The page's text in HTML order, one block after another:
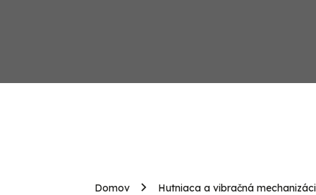
Domov Hutniaca a vibračná